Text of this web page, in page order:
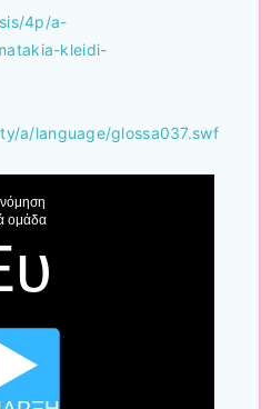
4p/a-
kleidi-
a/language/glossa037.swf